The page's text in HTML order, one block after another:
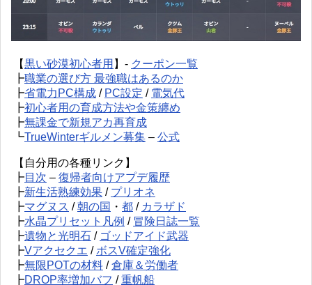
【黒い砂漠初心者用 】- クーポン一覧
┣職業の選び方 最強職はあるのか
┣省電力PC構成 / PC設定 / 電気代
┣初心者用の育成方法や金策纏め
┣無課金で新規アカ再育成
┗TrueWinterギルメン募集 – 公式
【自分用の各種リンク】
┣目次 – 復帰者向けアプデ履歴
┣新生活熟練効果 / プリオネ
┣マグヌス /朝の国 ・ 都 / カラザド
┣水晶プリセット凡例 / 冒険日誌一覧
┣遺物と光明石 / ゴッドアイド武器
┣Vアクセクエ / ボスV確定強化
┣無限POTの材料 /倉庫＆労働者
┣DROP率増加バフ /重帆船